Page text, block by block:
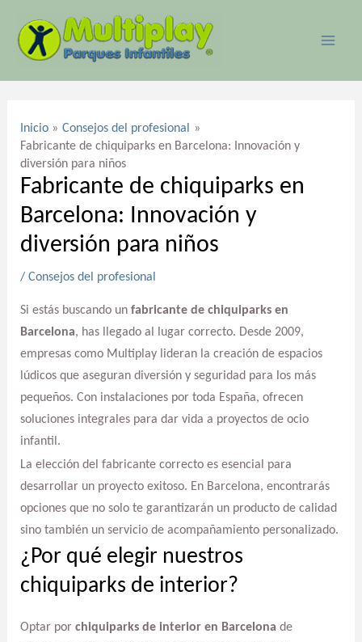
contenido
Inicio
Consejos del profesional
Fabricante de chiquiparks en Barcelona: Innovación y
diversión para niños
Fabricante de chiquiparks en
Barcelona: Innovación y
diversión para niños
/ Consejos del profesional
Si estás buscando un fabricante de chiquiparks en
Barcelona, has llegado al lugar correcto. Desde 2009,
empresas como Multiplay lideran la creación de espacios
lúdicos que aseguran diversión y seguridad para los más
pequeños. Con instalaciones por toda España, ofrecen
soluciones integrales para dar vida a proyectos de ocio
infantil.
La elección del fabricante correcto es esencial para
desarrollar un proyecto exitoso. En Barcelona, encontrarás
opciones que no solo te garantizarán un producto de calidad
sino también un servicio de acompañamiento personalizado.
¿Por qué elegir nuestros
chiquiparks de interior?
Optar por chiquiparks de interior en Barcelona de
entradas